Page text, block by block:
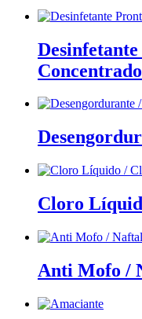
Concentrado
Cloro
Anti Mofo /